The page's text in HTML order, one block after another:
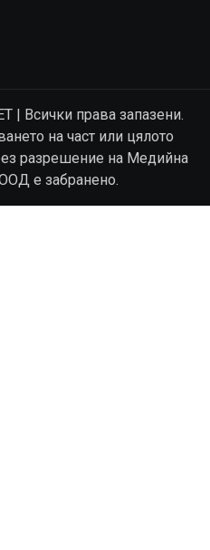
| Всички права запазени.
на част или цялото
разрешение на Медийна
е забранено.